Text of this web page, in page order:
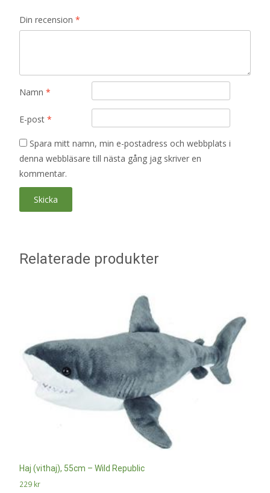
Din recension *
Namn *
E-post *
Spara mitt namn, min e-postadress och webbplats i
denna webbläsare till nästa gång jag skriver en
kommentar.
Relaterade produkter
Haj (vithaj), 55cm – Wild Republic
229 kr